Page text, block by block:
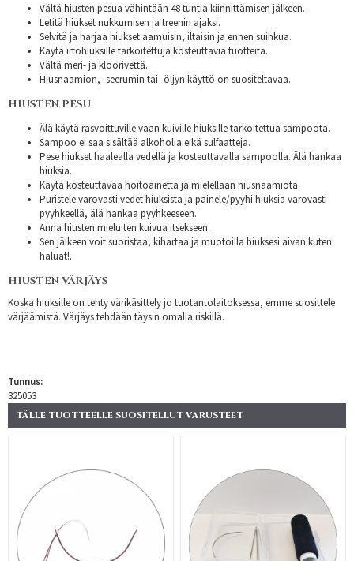
Vältä hiusten pesua vähintään 48 tuntia kiinnittämisen jälkeen.
Letitä hiukset nukkumisen ja treenin ajaksi.
Selvitä ja harjaa hiukset aamuisin, iltaisin ja ennen suihkua.
Käytä irtohiuksille tarkoitettuja kosteuttavia tuotteita.
Vältä meri- ja kloorivettä.
Hiusnaamion, -seerumin tai -öljyn käyttö on suositeltavaa.
HIUSTEN PESU
Älä käytä rasvoittuville vaan kuiville hiuksille tarkoitettua sampoota.
Sampoo ei saa sisältää alkoholia eikä sulfaatteja.
Pese hiukset haalealla vedellä ja kosteuttavalla sampoolla. Älä hankaa
hiuksia.
Käytä kosteuttavaa hoitoainetta ja mielellään hiusnaamiota.
Puristele varovasti vedet hiuksista ja painele/pyyhi hiuksia varovasti
pyyhkeellä, älä hankaa pyyhkeeseen.
Anna hiusten mieluiten kuivua itsekseen.
Sen jälkeen voit suoristaa, kihartaa ja muotoilla hiuksesi aivan kuten
haluat!.
HIUSTEN VÄRJÄYS
Koska hiuksille on tehty värikäsittely jo tuotantolaitoksessa, emme suosittele
värjäämistä. Värjäys tehdään täysin omalla riskillä.
Tunnus:
325053
TÄLLE TUOTTEELLE SUOSITELLUT VARUSTEET